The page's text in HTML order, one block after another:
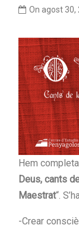
On agost 30,
Hem
Deus, cants
Maestrat“.
-Crear